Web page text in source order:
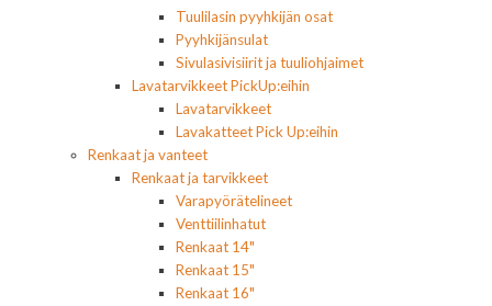
Tuulilasin pyyhkijän osat
Pyyhkijänsulat
Sivulasivisiirit ja tuuliohjaimet
Lavatarvikkeet PickUp:eihin
Lavatarvikkeet
Lavakatteet Pick Up:eihin
Renkaat ja vanteet
Renkaat ja tarvikkeet
Varapyörätelineet
Venttiilinhatut
Renkaat 14"
Renkaat 15"
Renkaat 16"